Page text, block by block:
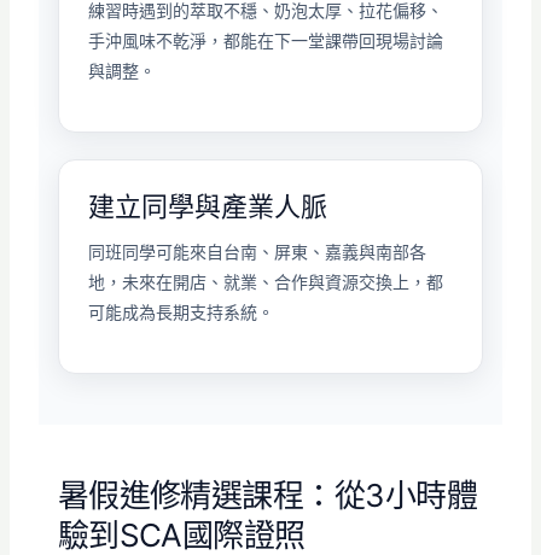
練習時遇到的萃取不穩、奶泡太厚、拉花偏移、
手沖風味不乾淨，都能在下一堂課帶回現場討論
與調整。
建立同學與產業人脈
同班同學可能來自台南、屏東、嘉義與南部各
地，未來在開店、就業、合作與資源交換上，都
可能成為長期支持系統。
暑假進修精選課程：從3小時體
驗到SCA國際證照